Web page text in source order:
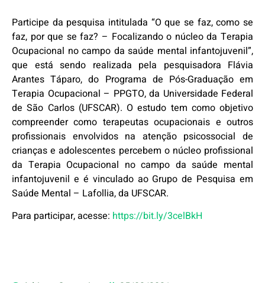
Participe da pesquisa intitulada “O que se faz, como se
faz, por que se faz? – Focalizando o núcleo da Terapia
Ocupacional no campo da saúde mental infantojuvenil”,
que está sendo realizada pela pesquisadora Flávia
Arantes Táparo, do Programa de Pós-Graduação em
Terapia Ocupacional – PPGTO, da Universidade Federal
de São Carlos (UFSCAR). O estudo tem como objetivo
compreender como terapeutas ocupacionais e outros
profissionais envolvidos na atenção psicossocial de
crianças e adolescentes percebem o núcleo profissional
da Terapia Ocupacional no campo da saúde mental
infantojuvenil e é vinculado ao Grupo de Pesquisa em
Saúde Mental – Lafollia, da UFSCAR.
Para participar, acesse: https://bit.ly/3celBkH